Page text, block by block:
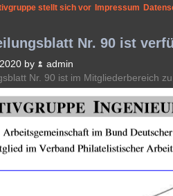
stellt sich vor Impressum
Nr. 90 ist
by
admin
Nr. 90 ist im Mitgliederbereich